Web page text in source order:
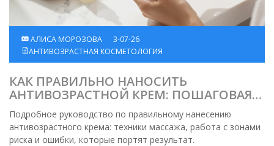
АЛИСА МОРОЗОВА
3-07-26
АНТИВОЗРАСТНАЯ КОСМЕТОЛОГИЯ
КАК ПРАВИЛЬНО НАНОСИТЬ
АНТИВОЗРАСТНОЙ КРЕМ: ПОШАГОВАЯ
ИНСТРУКЦИЯ ОТ КОСМЕТОЛОГА
Подробное руководство по правильному нанесению
антивозрастного крема: техники массажа, работа с зонами
риска и ошибки, которые портят результат.